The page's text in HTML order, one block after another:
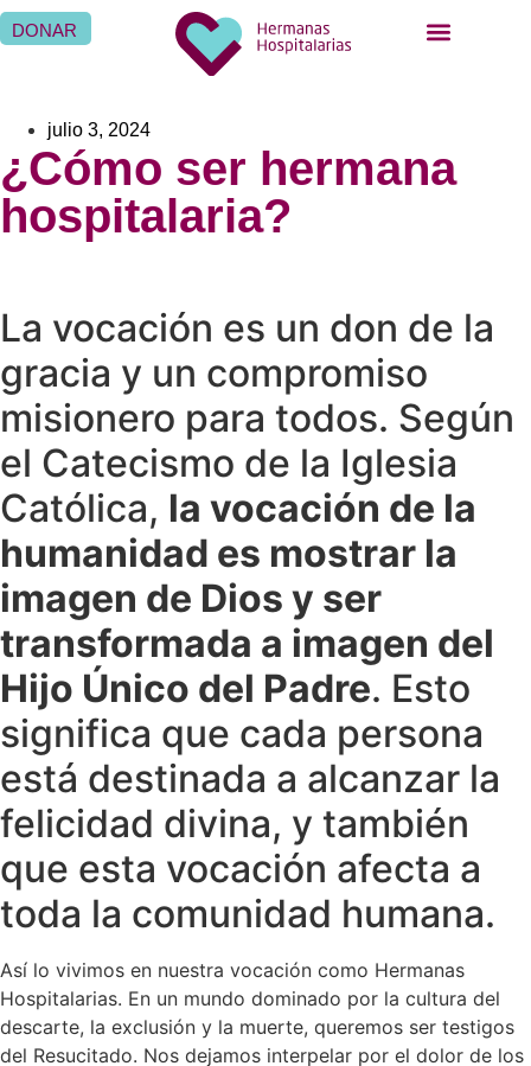
DONAR
julio 3, 2024
¿Cómo ser hermana
hospitalaria?
La vocación es un don de la
gracia y un compromiso
misionero para todos. Según
el Catecismo de la Iglesia
Católica, la vocación de la
humanidad es mostrar la
imagen de Dios y ser
transformada a imagen del
Hijo Único del Padre. Esto
significa que cada persona
está destinada a alcanzar la
felicidad divina, y también
que esta vocación afecta a
toda la comunidad humana.
Así lo vivimos en nuestra vocación como Hermanas
Hospitalarias. En un mundo dominado por la cultura del
descarte, la exclusión y la muerte, queremos ser testigos
del Resucitado. Nos dejamos interpelar por el dolor de los